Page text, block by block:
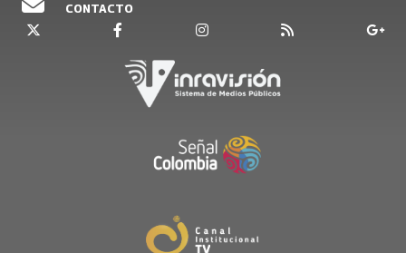
CONTACTO